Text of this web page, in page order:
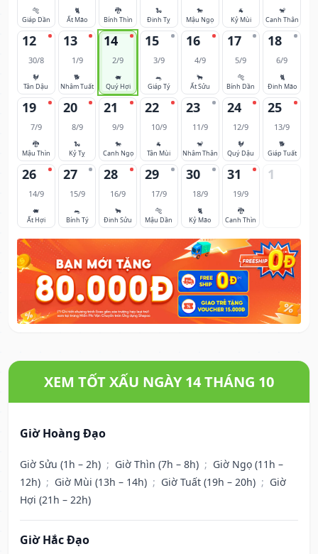
🐅
Giáp Dần
🐈
Ất Mão
🐉
Bính Thìn
🐍
Đinh Tỵ
🐎
Mậu Ngọ
🐐
Kỷ Mùi
🐒
Canh Thân
12
30/8
🐓
Tân Dậu
13
1/9
🐕
Nhâm Tuất
14
2/9
🐖
Quý Hợi
15
3/9
🐀
Giáp Tý
16
4/9
🐂
Ất Sửu
17
5/9
🐅
Bính Dần
18
6/9
🐈
Đinh Mão
19
7/9
🐉
Mậu Thìn
20
8/9
🐍
Kỷ Tỵ
21
9/9
🐎
Canh Ngọ
22
10/9
🐐
Tân Mùi
23
11/9
🐒
Nhâm Thân
24
12/9
🐓
Quý Dậu
25
13/9
🐕
Giáp Tuất
26
14/9
🐖
Ất Hợi
27
15/9
🐀
Bính Tý
28
16/9
🐂
Đinh Sửu
29
17/9
🐅
Mậu Dần
30
18/9
🐈
Kỷ Mão
31
19/9
🐉
Canh Thìn
1
XEM TỐT XẤU NGÀY 14 THÁNG 10
Giờ Hoàng Đạo
Giờ Sửu (1h – 2h) ; Giờ Thìn (7h – 8h) ; Giờ Ngọ (11h –
12h) ; Giờ Mùi (13h – 14h) ; Giờ Tuất (19h – 20h) ; Giờ
Hợi (21h – 22h)
Giờ Hắc Đạo